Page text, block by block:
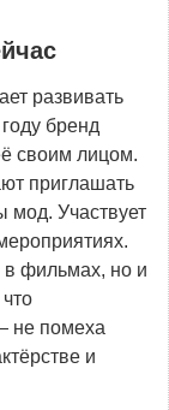
развивать
бренд
своим лицом.
приглашать
мод. Участвует
в фильмах, но и
не помеха
и